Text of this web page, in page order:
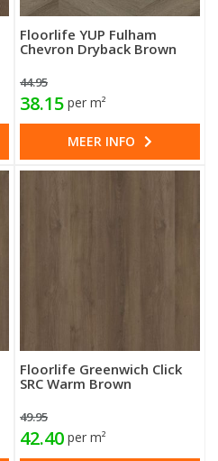
Floorlife YUP Fulham
Chevron Dryback Brown
44.95
38.15 per m²
MEER INFO
Floorlife Greenwich Click
SRC Warm Brown
49.95
42.40 per m²